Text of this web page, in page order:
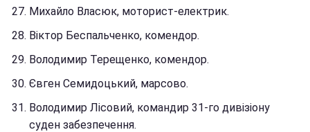
Михайло Власюк, моторист-електрик.
Віктор Беспальченко, комендор.
Володимир Терещенко, комендор.
Євген Семидоцький, марсово.
Володимир Лісовий, командир 31-го дивізіону
суден забезпечення.